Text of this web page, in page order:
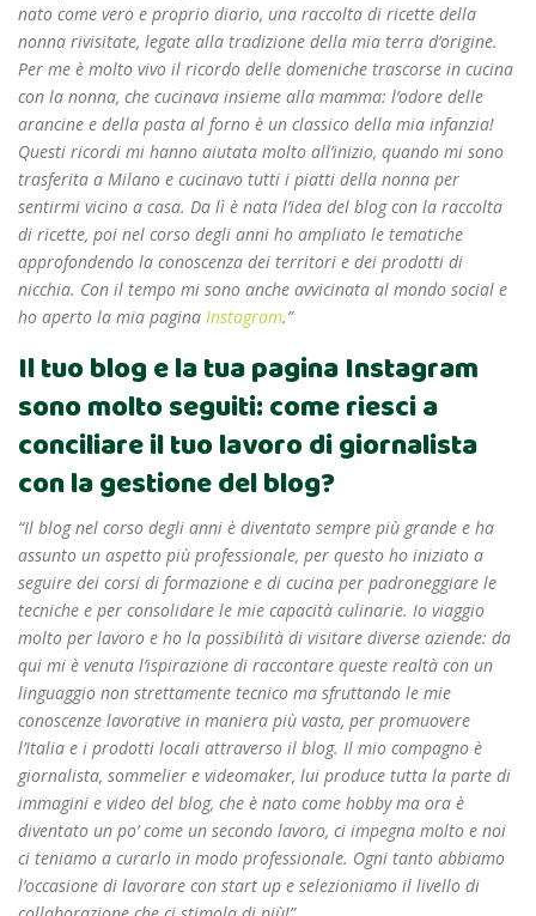
nato come vero e proprio diario, una raccolta di ricette della
nonna rivisitate, legate alla tradizione della mia terra d’origine.
Per me è molto vivo il ricordo delle domeniche trascorse in cucina
con la nonna, che cucinava insieme alla mamma: l’odore delle
arancine e della pasta al forno è un classico della mia infanzia!
Questi ricordi mi hanno aiutata molto all’inizio, quando mi sono
trasferita a Milano e cucinavo tutti i piatti della nonna per
sentirmi vicino a casa. Da lì è nata l’idea del blog con la raccolta
di ricette, poi nel corso degli anni ho ampliato le tematiche
approfondendo la conoscenza dei territori e dei prodotti di
nicchia. Con il tempo mi sono anche avvicinata al mondo social e
ho aperto la mia pagina Instagram.”
Il tuo blog e la tua pagina Instagram
sono molto seguiti: come riesci a
conciliare il tuo lavoro di giornalista
con la gestione del blog?
“Il blog nel corso degli anni è diventato sempre più grande e ha
assunto un aspetto più professionale, per questo ho iniziato a
seguire dei corsi di formazione e di cucina per padroneggiare le
tecniche e per consolidare le mie capacità culinarie. Io viaggio
molto per lavoro e ho la possibilità di visitare diverse aziende: da
qui mi è venuta l’ispirazione di raccontare queste realtà con un
linguaggio non strettamente tecnico ma sfruttando le mie
conoscenze lavorative in maniera più vasta, per promuovere
l’Italia e i prodotti locali attraverso il blog. Il mio compagno è
giornalista, sommelier e videomaker, lui produce tutta la parte di
immagini e video del blog, che è nato come hobby ma ora è
diventato un po’ come un secondo lavoro, ci impegna molto e noi
ci teniamo a curarlo in modo professionale. Ogni tanto abbiamo
l’occasione di lavorare con start up e selezioniamo il livello di